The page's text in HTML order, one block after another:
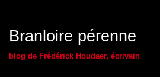
Branloire pérenne
blog de Frédérick Houdaer, écrivain